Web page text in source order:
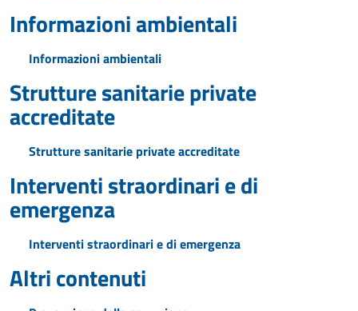
Informazioni ambientali
Informazioni ambientali
Strutture sanitarie private
accreditate
Strutture sanitarie private accreditate
Interventi straordinari e di
emergenza
Interventi straordinari e di emergenza
Altri contenuti